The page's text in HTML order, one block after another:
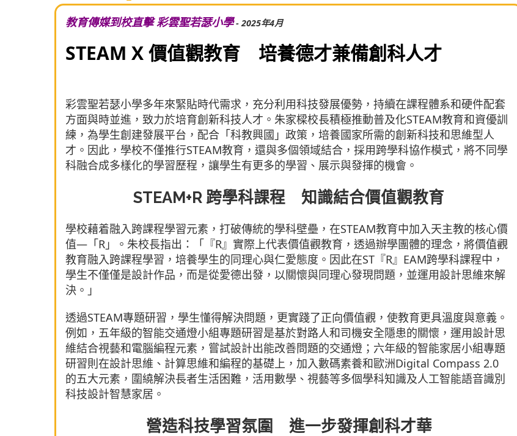
教育傳媒到校直擊 彩雲聖若瑟小學- 2025年4月
STEAM X 價值觀教育 培養德才兼備創科人才
彩雲聖若瑟小學多年來緊貼時代需求，充分利用科技發展優勢，持續在課程體系和硬件配套
方面與時並進，致力於培育創新科技人才。朱家樑校長積極推動普及化STEAM教育和資優訓
練，為學生創建發展平台，配合「科教興國」政策，培養國家所需的創新科技和思維型人
才。因此，學校不僅推行STEAM教育，還與多個領域結合，採用跨學科協作模式，將不同學
科融合成多樣化的學習歷程，讓學生有更多的學習、展示與發揮的機會。
STEAM+R 跨學科課程 知識結合價值觀教育
學校藉着融入跨課程學習元素，打破傳統的學科壁壘，在STEAM教育中加入天主教的核心價
值—「R」。朱校長指出：「『R』實際上代表價值觀教育，透過辦學團體的理念，將價值觀
教育融入跨課程學習，培養學生的同理心與仁愛態度。因此在ST『R』EAM跨學科課程中，
學生不僅僅是設計作品，而是從愛德出發，以關懷與同理心發現問題，並運用設計思維來解
決。」
透過STEAM專題研習，學生懂得解決問題，更實踐了正向價值觀，使教育更具溫度與意義。
例如，五年級的智能交通燈小組專題研習是基於對路人和司機安全隱患的關懷，運用設計思
維結合視藝和電腦編程元素，嘗試設計出能改善問題的交通燈；六年級的智能家居小組專題
研習則在設計思維、計算思維和編程的基礎上，加入數碼素養和歐洲Digital Compass 2.0
的五大元素，圍繞解決長者生活困難，活用數學、視藝等多個學科知識及人工智能語音識別
科技設計智慧家居。
營造科技學習氛圍 進一步發揮創科才華